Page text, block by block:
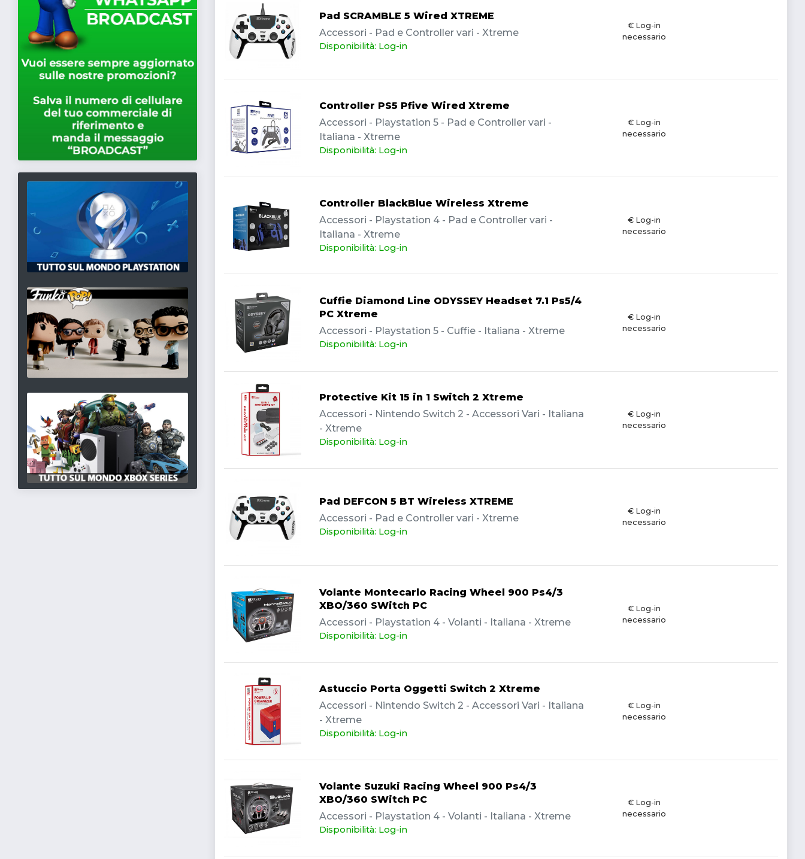
Pad SCRAMBLE 5 Wired XTREME
Accessori - Pad e Controller vari - Xtreme
Disponibilità: Log-in
€ Log-in
necessario
Controller PS5 Pfive Wired Xtreme
Accessori - Playstation 5 - Pad e Controller vari -
Italiana - Xtreme
Disponibilità: Log-in
€ Log-in
necessario
Controller BlackBlue Wireless Xtreme
Accessori - Playstation 4 - Pad e Controller vari -
Italiana - Xtreme
Disponibilità: Log-in
€ Log-in
necessario
Cuffie Diamond Line ODYSSEY Headset 7.1 Ps5/4
PC Xtreme
Accessori - Playstation 5 - Cuffie - Italiana - Xtreme
Disponibilità: Log-in
€ Log-in
necessario
Protective Kit 15 in 1 Switch 2 Xtreme
Accessori - Nintendo Switch 2 - Accessori Vari - Italiana
- Xtreme
Disponibilità: Log-in
€ Log-in
necessario
Pad DEFCON 5 BT Wireless XTREME
Accessori - Pad e Controller vari - Xtreme
Disponibilità: Log-in
€ Log-in
necessario
Volante Montecarlo Racing Wheel 900 Ps4/3
XBO/360 SWitch PC
Accessori - Playstation 4 - Volanti - Italiana - Xtreme
Disponibilità: Log-in
€ Log-in
necessario
Astuccio Porta Oggetti Switch 2 Xtreme
Accessori - Nintendo Switch 2 - Accessori Vari - Italiana
- Xtreme
Disponibilità: Log-in
€ Log-in
necessario
Volante Suzuki Racing Wheel 900 Ps4/3
XBO/360 SWitch PC
Accessori - Playstation 4 - Volanti - Italiana - Xtreme
Disponibilità: Log-in
€ Log-in
necessario